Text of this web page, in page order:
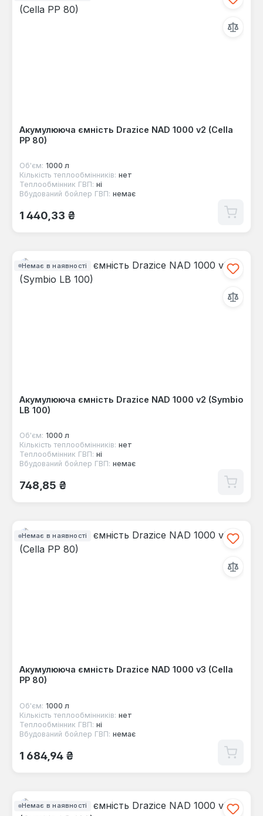
Акумулююча ємність Drazice NAD 1000 v2 (Cella
PP 80)
Об'єм: 1000 л
Кількість теплообмінників: нет
Теплообмінник ГВП: ні
Вбудований бойлер ГВП: немає
Звичайна ціна:
1 440,33 ₴
Немає в наявності
Акумулююча ємність Drazice NAD 1000 v2 (Symbio
LB 100)
Об'єм: 1000 л
Кількість теплообмінників: нет
Теплообмінник ГВП: ні
Вбудований бойлер ГВП: немає
Звичайна ціна:
748,85 ₴
Немає в наявності
Акумулююча ємність Drazice NAD 1000 v3 (Cella
PP 80)
Об'єм: 1000 л
Кількість теплообмінників: нет
Теплообмінник ГВП: ні
Вбудований бойлер ГВП: немає
Звичайна ціна:
1 684,94 ₴
Немає в наявності